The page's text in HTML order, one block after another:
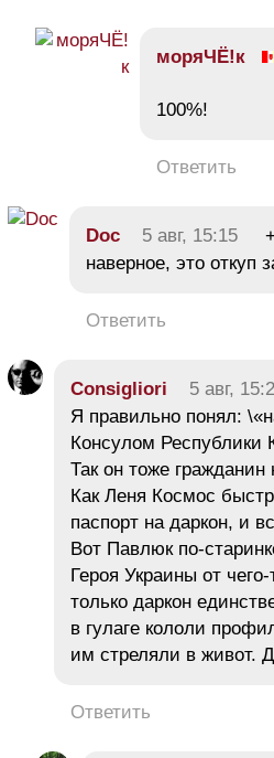
моряЧЁ!к
100%!
Ответить
Doc 5 авг, 15:15
наверное, это откуп
Ответить
Consigliori 5 авг,
Я правильно понял:
Консулом Республики
Так он тоже гражданин
Как Леня Космос
паспорт на даркон, и
Вот Павлюк по-
Героя Украины от
только даркон
в гулаге кололи
им стреляли в живот.
Ответить